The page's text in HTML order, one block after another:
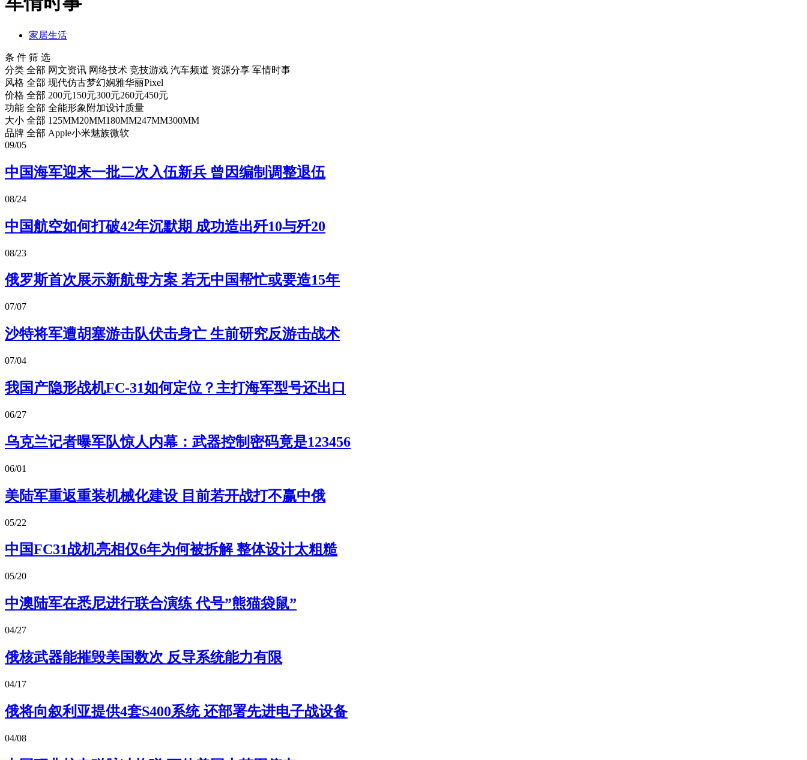
家居生活
条 件 筛 选
分类 全部 网文资讯 网络技术 竞技游戏 汽车频道 资源分享 军情时事
风格 全部 现代仿古梦幻娴雅华丽Pixel
价格 全部 200元150元300元260元450元
功能 全部 全能形象 附加设计质量
大小 全部 125MM20MM180MM247MM300MM
品牌 全部 Apple小米魅族微软
09/05
中国海军迎来一批二次入伍新兵 曾因编制调整退伍
08/24
中国航空如何打破42年沉默期 成功造出歼10与歼20
08/23
俄罗斯首次展示新航母方案 若无中国帮忙或要造15年
07/07
沙特将军遭胡塞游击队伏击身亡 生前研究反游击战术
07/04
我国产隐形战机FC-31如何定位？主打海军型号还出口
06/27
乌克兰记者曝军队惊人内幕：武器控制密码竟是123456
06/01
美陆军重返重装机械化建设 目前若开战打不赢中俄
05/22
中国FC31战机亮相仅6年为何被拆解 整体设计太粗糙
05/20
中澳陆军在悉尼进行联合演练 代号”熊猫袋鼠”
04/27
俄核武器能摧毁美国数次 反导系统能力有限
04/17
俄将向叙利亚提供4套S400系统 还部署先进电子战设备
04/08